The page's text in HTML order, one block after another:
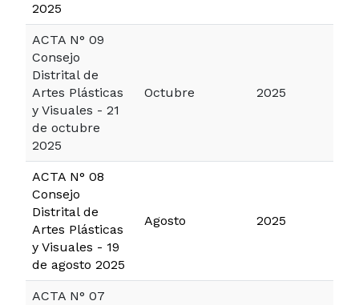
2025
ACTA N° 09
Consejo
Distrital de
Artes Plásticas
y Visuales - 21
de octubre
2025
Octubre 2025
ACTA N° 08
Consejo
Distrital de
Artes Plásticas
y Visuales - 19
de agosto 2025
Agosto 2025
ACTA N° 07